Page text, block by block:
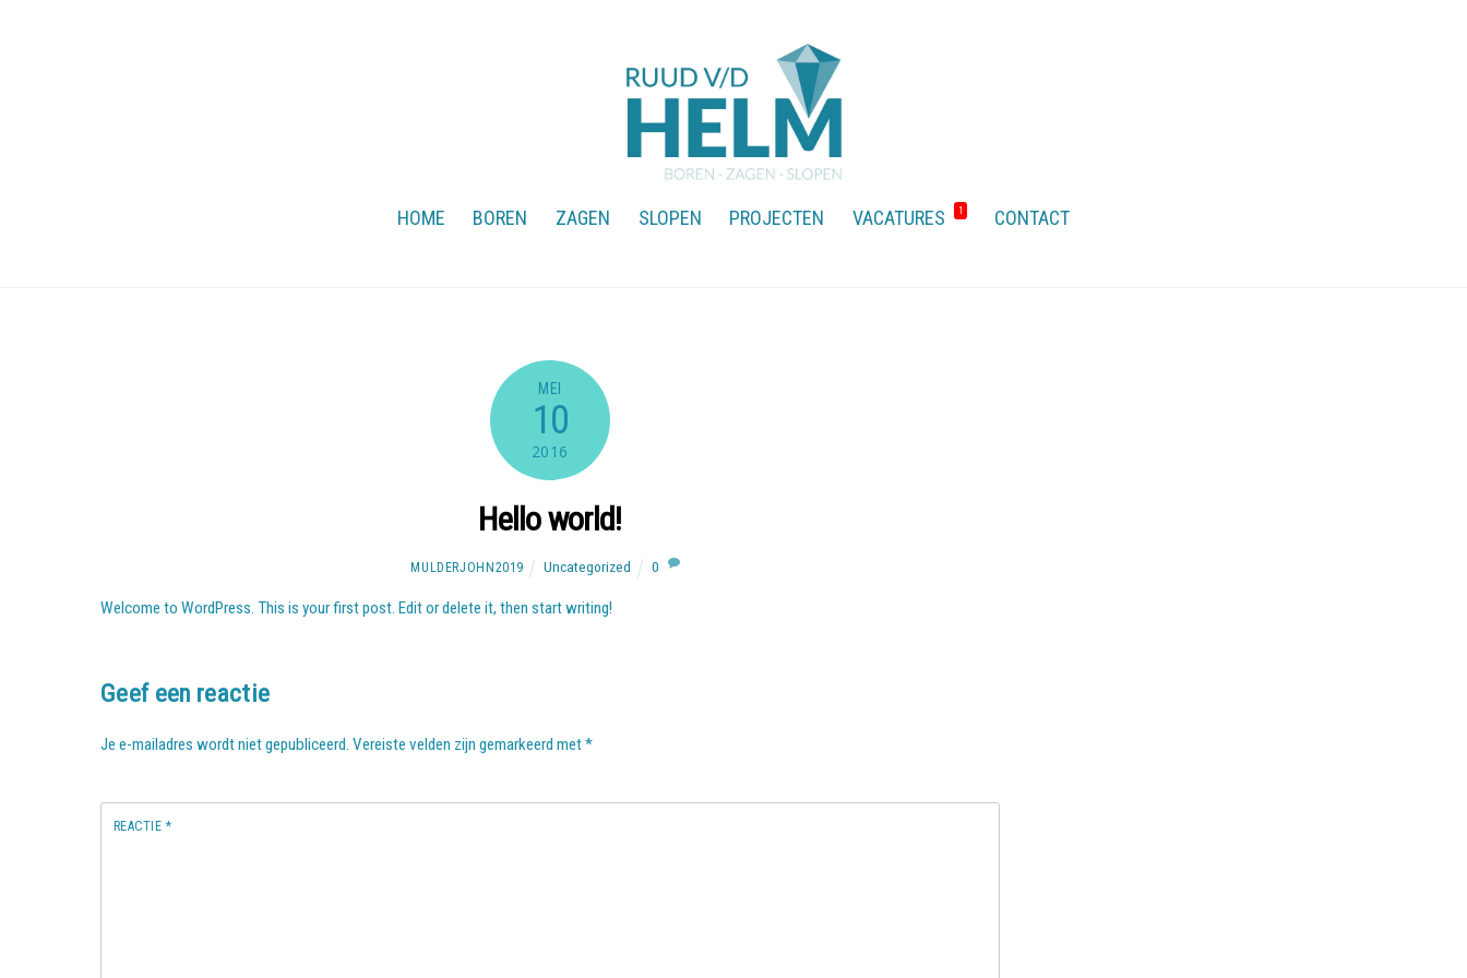
HOME BOREN ZAGEN SLOPEN PROJECTEN VACATURES 1 CONTACT
MEI
10
2016
Hello world!
MULDERJOHN2019 Uncategorized 0
Welcome to WordPress. This is your first post. Edit or delete it, then start writing!
Geef een reactie
Je e-mailadres wordt niet gepubliceerd. Vereiste velden zijn gemarkeerd met*
REACTIE *